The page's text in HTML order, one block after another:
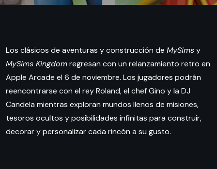
Los clásicos de aventuras y construcción de MySimsy
MySims Kingdomregresan con un relanzamiento retro en
Apple Arcade el 6 de noviembre. Los jugadores podrán
reencontrarse con el rey Roland, el chef Gino y la DJ
Candela mientras exploran mundos llenos de misiones,
tesoros ocultos y posibilidades infinitas para construir,
decorar y personalizar cada rincón a su gusto.